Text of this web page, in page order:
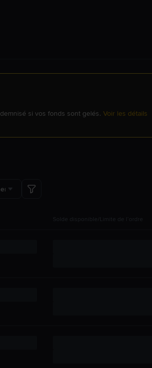
si vos fonds sont gelés. Voir les détails
Solde disponible/Limite de l’ordre